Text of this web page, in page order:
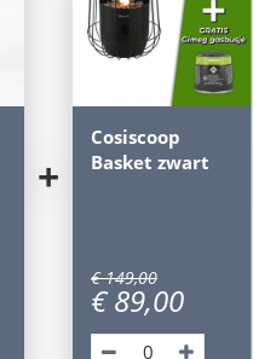
+
Cosiscoop
Basket zwart
€ 149,00
€ 89,00